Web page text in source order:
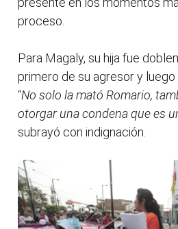
proceso.
Para Magaly, su hija fue
primero de su agresor y luego
“No solo la mató Romario,
otorgar una condena que es
subrayó con indignación.